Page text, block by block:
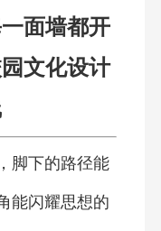
面墙都开
文化设计
脚下的路径能
能闪耀思想的